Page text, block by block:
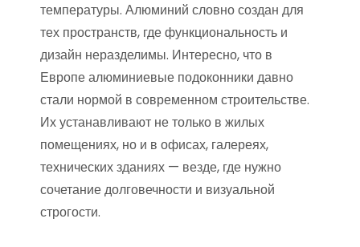
температуры. Алюминий словно создан для
тех пространств, где функциональность и
дизайн неразделимы. Интересно, что в
Европе алюминиевые подоконники давно
стали нормой в современном строительстве.
Их устанавливают не только в жилых
помещениях, но и в офисах, галереях,
технических зданиях — везде, где нужно
сочетание долговечности и визуальной
строгости.